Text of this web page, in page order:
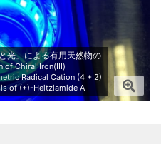
光」による有用天然物の
of Chiral Iron(III)
Radical Cation (4 + 2)
of (+)-Heitziamide A